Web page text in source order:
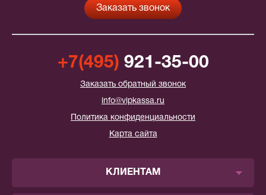
+7(495) 921-35-00
Заказать обратный звонок
info@vipkassa.ru
Политика конфиденциальности
Карта сайта
КЛИЕНТАМ